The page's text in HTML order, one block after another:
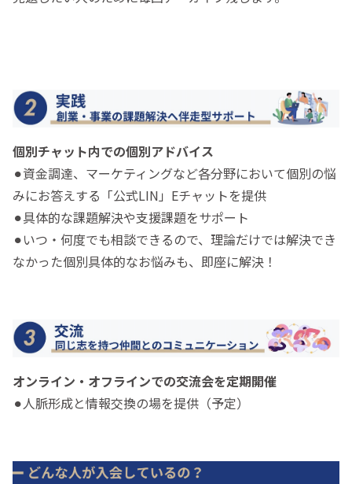
個別チャット内での個別アドバイス
⚫︎資金調達、マーケティングなど各分野において個別の悩
みにお答えする「公式LIN」Eチャットを提供
⚫︎具体的な課題解決や支援課題をサポート
⚫︎いつ・何度でも相談できるので、理論だけでは解決でき
なかった個別具体的なお悩みも、即座に解決！
オンライン・オフラインでの交流会を定期開催
⚫︎人脈形成と情報交換の場を提供（予定）